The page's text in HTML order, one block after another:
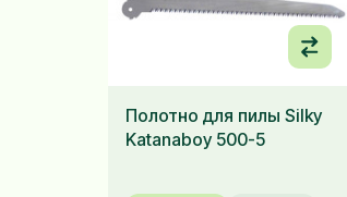
Полотно для пилы Silky
Katanaboy 500-5